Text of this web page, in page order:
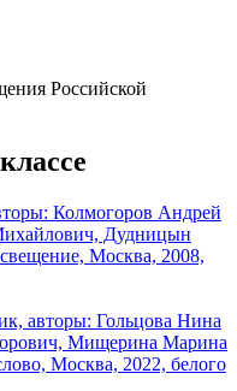
Российской